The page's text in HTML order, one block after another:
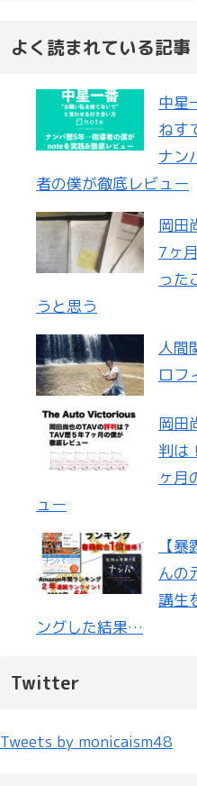
よく読まれている記事
中星
ねす
ナン
者の僕が徹底レビュー
岡田
7ヶ
った
うと思う
人間
ロフ
岡田
判は
ヶ月
ュー
【
んの
講生
ングした結果…
Twitter
Tweets by monicaism48